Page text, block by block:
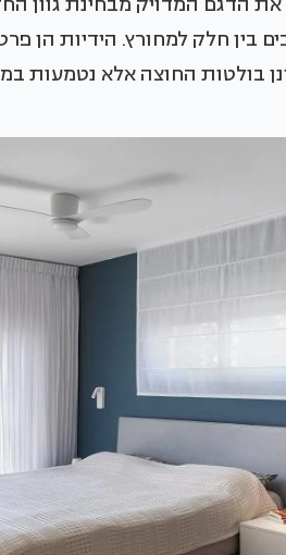
בין חלק למחורץ. הידיות הן פרט
בולטות החוצה אלא נטמעות